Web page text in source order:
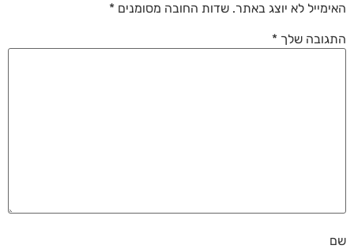
האימייל לא יוצג באתר. שדות החובה מסומנים *
התגובה שלך *
שם